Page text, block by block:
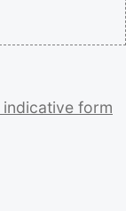
indicative form